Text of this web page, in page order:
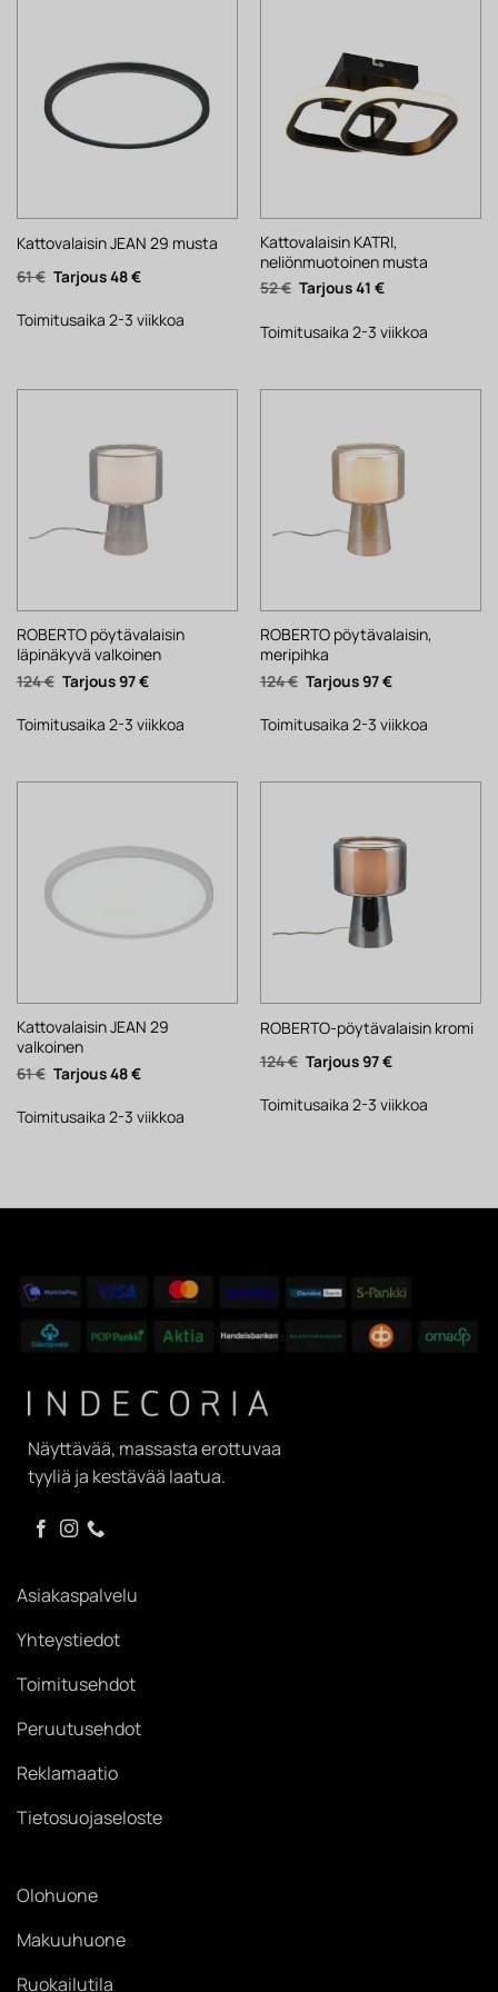
Kattovalaisin JEAN 29 musta
61€ Alkuperäinen
hinta
61 €.
48€Nykyinen
48 €.
Toimitusaika 2-3 viikkoa
Kattovalaisin KATRI,
neliönmuotoinen musta
52€ Alkuperäinen
hinta
52 €.
41 €Nykyinen
41 €.
Toimitusaika 2-3 viikkoa
ROBERTO pöytävalaisin
läpinäkyvä valkoinen
124€ Alkuperäinen
hinta
124 €.
97€Nykyinen
97 €.
Toimitusaika 2-3 viikkoa
ROBERTO pöytävalaisin,
meripihka
124€ Alkuperäinen
hinta
124 €.
97€Nykyinen
97 €.
Toimitusaika 2-3 viikkoa
Kattovalaisin JEAN 29
valkoinen
61€ Alkuperäinen
hinta
61 €.
48€Nykyinen
48 €.
Toimitusaika 2-3 viikkoa
ROBERTO-pöytävalaisin kromi
124€ Alkuperäinen
hinta
124 €.
97€Nykyinen
97 €.
Toimitusaika 2-3 viikkoa
Näyttävää, massasta erottuvaa
tyyliä ja kestävää laatua.
Asiakaspalvelu
Yhteystiedot
Toimitusehdot
Peruutusehdot
Reklamaatio
Tietosuojaseloste
Olohuone
Makuuhuone
Ruokailutila